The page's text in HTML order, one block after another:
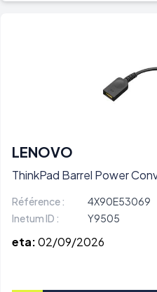
LENOVO
ThinkPad Barrel Power
Référence :
4X90E53069
Inetum ID :
Y9505
eta:02/09/2026